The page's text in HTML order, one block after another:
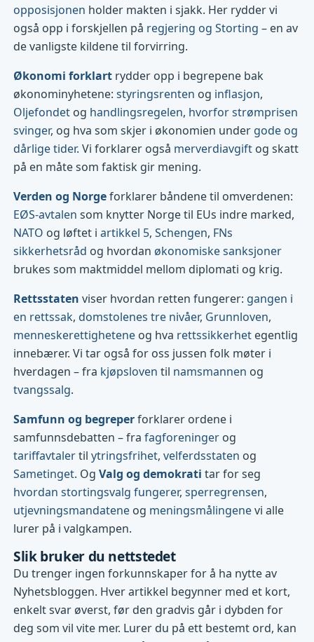
opposisjonen holder makten i sjakk. Her rydder vi
også opp i forskjellen på regjering og Storting – en av
de vanligste kildene til forvirring.
Økonomi forklart rydder opp i begrepene bak
økonominyhetene:styringsrenten og inflasjon,
Oljefondet og handlingsregelen, hvorfor strømprisen
svinger, og hva som skjer i økonomien under gode og
dårlige tider. Vi forklarer også merverdiavgift og skatt
på en måte som faktisk gir mening.
Verden og Norgeforklarer båndene til omverdenen:
EØS-avtalen som knytter Norge til EUs indre marked,
NATO og løftet iartikkel 5,Schengen, FNs
sikkerhetsråd og hvordan økonomiske sanksjoner
brukes som maktmiddel mellom diplomati og krig.
Rettsstaten viser hvordan retten fungerer: gangen i
en rettssak,domstolenes tre nivåer, Grunnloven,
menneskerettighetene og hva rettssikkerhet egentlig
innebærer. Vi tar også for oss jussen folk møter i
hverdagen – fra kjøpsloven til namsmannen og
tvangssalg.
Samfunn og begreperforklarer ordene i
samfunnsdebatten – frafagforeninger og
tariffavtalertilytringsfrihet,velferdsstaten og
Sametinget. OgValg og demokrati tar for seg
hvordan stortingsvalg fungerer,sperregrensen,
utjevningsmandatene og meningsmålingenevi alle
lurer på i valgkampen.
Slik bruker du nettstedet
Du trenger ingen forkunnskaper for å ha nytte av
Nyhetsbloggen. Hver artikkel begynner med et kort,
enkelt svar øverst, før den gradvis går i dybden for
deg som vil vite mer. Lurer du på ett bestemt ord, kan